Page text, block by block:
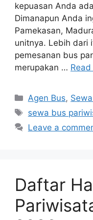
kepuasan Anda
Dimanapun Anda
Pamekasan,
unitnya. Lebih dari
pemesanan bus
merupakan …
Categories
Agen Bus,
Tags
sewa bus
Leave a
Daftar